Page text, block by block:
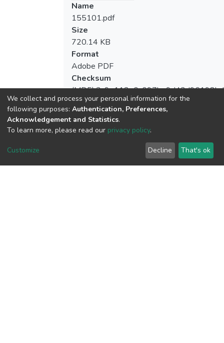
Name
155101.pdf
Size
720.14 KB
Format
Adobe PDF
Checksum
View metrics
We collect and process your personal information for the
following purposes: Authentication, Preferences,
Acknowledgement and Statistics.
To learn more, please read our privacy policy.
Customize Decline That's ok